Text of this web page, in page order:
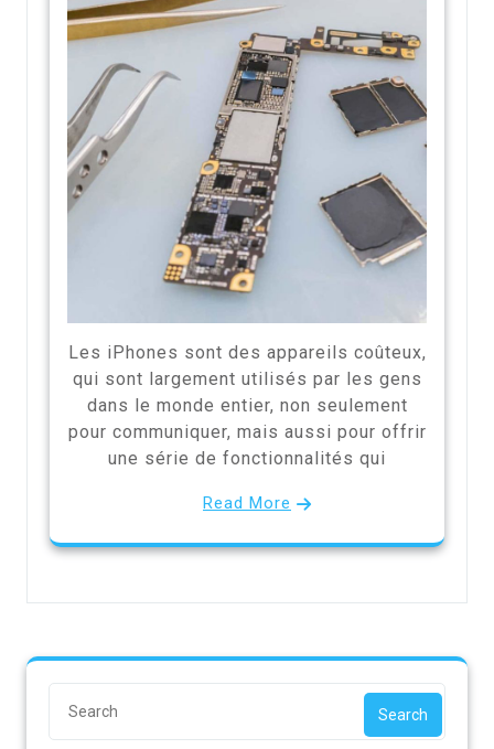
Les iPhones sont des appareils coûteux,
qui sont largement utilisés par les gens
dans le monde entier, non seulement
pour communiquer, mais aussi pour offrir
une série de fonctionnalités qui
Read More
Search